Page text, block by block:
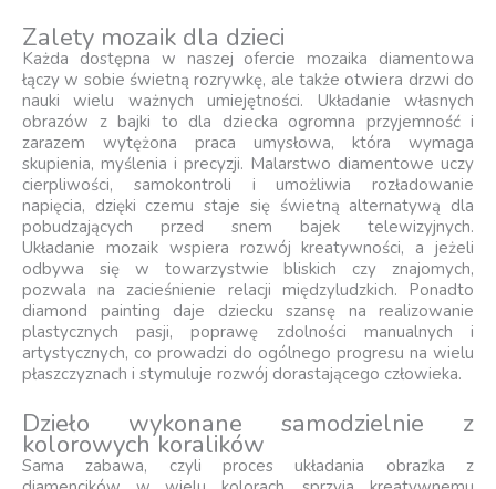
Zalety mozaik dla dzieci
Każda dostępna w naszej ofercie mozaika diamentowa
łączy w sobie świetną rozrywkę, ale także otwiera drzwi do
nauki wielu ważnych umiejętności. Układanie własnych
obrazów z bajki to dla dziecka ogromna przyjemność i
zarazem wytężona praca umysłowa, która wymaga
skupienia, myślenia i precyzji. Malarstwo diamentowe uczy
cierpliwości, samokontroli i umożliwia rozładowanie
napięcia, dzięki czemu staje się świetną alternatywą dla
pobudzających przed snem bajek telewizyjnych.
Układanie mozaik wspiera rozwój kreatywności, a jeżeli
odbywa się w towarzystwie bliskich czy znajomych,
pozwala na zacieśnienie relacji międzyludzkich. Ponadto
diamond painting daje dziecku szansę na realizowanie
plastycznych pasji, poprawę zdolności manualnych i
artystycznych, co prowadzi do ogólnego progresu na wielu
płaszczyznach i stymuluje rozwój dorastającego człowieka.
Dzieło wykonane samodzielnie z
kolorowych koralików
Sama zabawa, czyli proces układania obrazka z